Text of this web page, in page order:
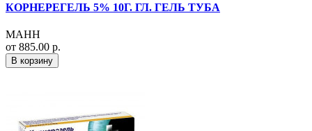
КОРНЕРЕГЕЛЬ 5% 10Г. ГЛ. ГЕЛЬ ТУБА
МАНН
от 885.00 р.
В корзину